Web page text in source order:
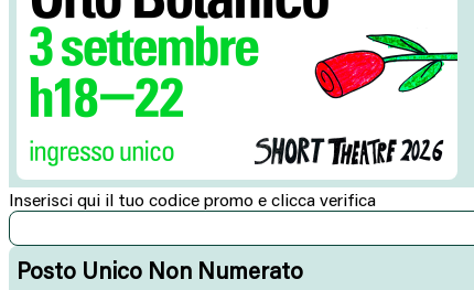
Inserisci qui il tuo codice promo e clicca verifica
Posto Unico Non Numerato